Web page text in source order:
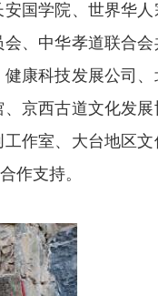
国学院、世界华人
、中华孝道联合
康科技发展公司、
京西古道文化发展
作室、大台地区
作支持。